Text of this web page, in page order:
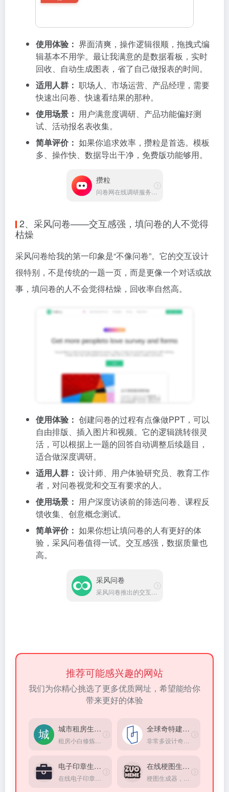
使用体验： 界面清爽，操作逻辑很顺，拖拽式编
辑基本不用学。最让我满意的是数据看板，实时
回收、自动生成图表，省了自己做报表的时间。
适用人群： 职场人、市场运营、产品经理，需要
快速出问卷、快速看结果的那种。
使用场景： 用户满意度调研、产品功能偏好测
试、活动报名表收集。
简单评价： 如果你追求效率，攒粒是首选。模板
多、操作快、数据导出干净，免费版功能够用。
攒粒
问卷网在线调研服务平台
2、采风问卷——交互感强，填问卷的人不觉得
枯燥
采风问卷给我的第一印象是“不像问卷”。它的交互设计
很特别，不是传统的一题一页，而是更像一个对话或故
事，填问卷的人不会觉得枯燥，回收率自然高。
使用体验： 创建问卷的过程有点像做PPT，可以
自由排版、插入图片和视频。它的逻辑跳转很灵
活，可以根据上一题的回答自动调整后续题目，
适合做深度调研。
适用人群： 设计师、用户体验研究员、教育工作
者，对问卷视觉和交互有要求的人。
使用场景： 用户深度访谈前的筛选问卷、课程反
馈收集、创意概念测试。
简单评价： 如果你想让填问卷的人有更好的体
验，采风问卷值得一试。交互感强，数据质量也
高。
采风问卷
采风问卷推出的交互式调研平台
推荐可能感兴趣的网站
我们为你精心挑选了更多优质网址，希望能给你
带来更好的体验
城市租房生存指南 全球奇特建筑大赏
电子印章生成器 在线梗图生成器